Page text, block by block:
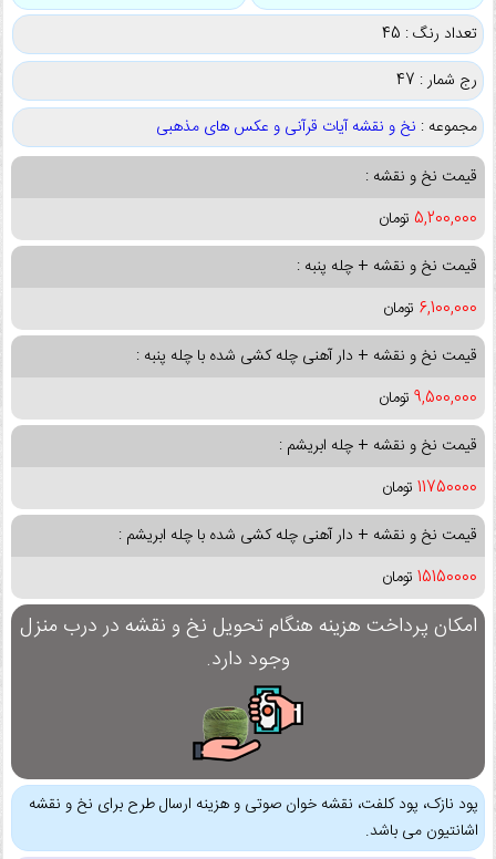
تعداد رنگ : 45
رج شمار : 47
مجموعه : نخ و نقشه آیات قرآنی و عکس های مذهبی
قیمت نخ و نقشه :
5,200,000 تومان
قیمت نخ و نقشه + چله پنبه :
6,100,000 تومان
قیمت نخ و نقشه + دار آهنی چله کشی شده با چله پنبه :
9,500,000 تومان
قیمت نخ و نقشه + چله ابریشم :
11750000 تومان
قیمت نخ و نقشه + دار آهنی چله کشی شده با چله ابریشم :
15150000 تومان
امکان پرداخت هزینه هنگام تحویل نخ و نقشه در درب منزل
وجود دارد.
پود نازک، پود کلفت، نقشه خوان صوتی و هزینه ارسال طرح برای نخ و نقشه
اشانتیون می باشد.